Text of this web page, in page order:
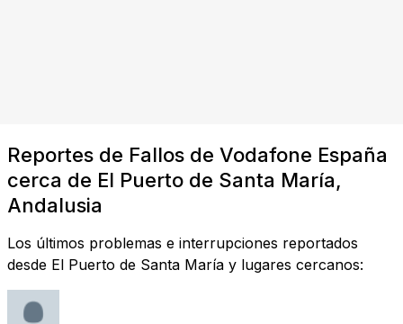
Reportes de Fallos de Vodafone España
cerca de El Puerto de Santa María,
Andalusia
Los últimos problemas e interrupciones reportados
desde El Puerto de Santa María y lugares cercanos: